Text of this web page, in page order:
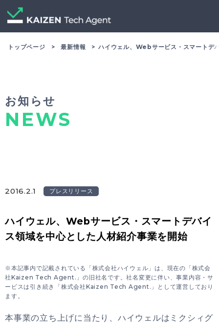
トップページ 最新情報 ハイウェル、Webサービス・スマートデ
お知らせ
NEWS
2016.2.1 プレスリリース
ハイウェル、Webサービス・スマートデバイ
ス領域を中心とした人材紹介事業を開始
※本記事内で記載されている「株式会社ハイウェル」は、現在の「株式会
社Kaizen Tech Agent.」の旧社名です。社名変更に伴い、事業内容・サ
ービスは引き続き「株式会社Kaizen Tech Agent.」として運営しており
ます。
本事業の立ち上げに当たり、ハイウェルはミクシィグ